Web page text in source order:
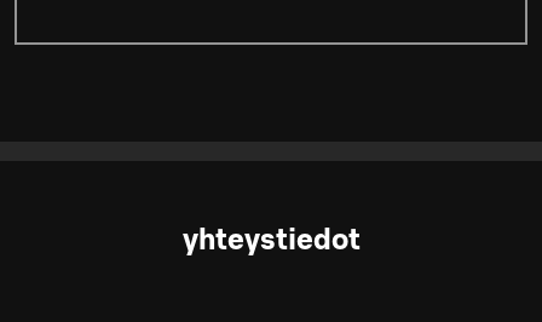
yhteystiedot